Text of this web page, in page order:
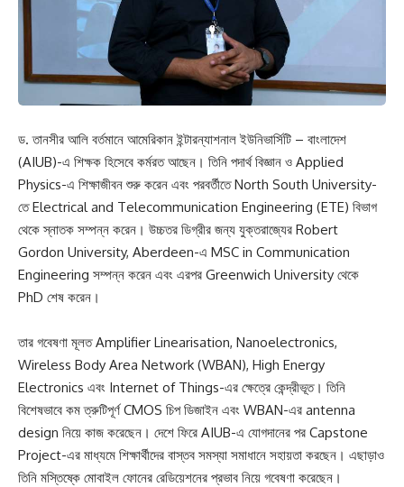
ড. তানসীর আলি বর্তমানে আমেরিকান ইন্টারন্যাশনাল ইউনিভার্সিটি – বাংলাদেশ
(AIUB)-এ শিক্ষক হিসেবে কর্মরত আছেন। তিনি পদার্থ বিজ্ঞান ও Applied
Physics-এ শিক্ষাজীবন শুরু করেন এবং পরবর্তীতে North South University-
তে Electrical and Telecommunication Engineering (ETE) বিভাগ
থেকে স্নাতক সম্পন্ন করেন। উচ্চতর ডিগ্রীর জন্য যুক্তরাজ্যের Robert
Gordon University, Aberdeen-এ MSC in Communication
Engineering সম্পন্ন করেন এবং এরপর Greenwich University থেকে
PhD শেষ করেন।
তার গবেষণা মূলত Amplifier Linearisation, Nanoelectronics,
Wireless Body Area Network (WBAN), High Energy
Electronics এবং Internet of Things-এর ক্ষেত্রে কেন্দ্রীভূত। তিনি
বিশেষভাবে কম ত্রুটিপূর্ণ CMOS চিপ ডিজাইন এবং WBAN-এর antenna
design নিয়ে কাজ করেছেন। দেশে ফিরে AIUB-এ যোগদানের পর Capstone
Project-এর মাধ্যমে শিক্ষার্থীদের বাস্তব সমস্যা সমাধানে সহায়তা করছেন। এছাড়াও
তিনি মস্তিষ্কে মোবাইল ফোনের রেডিয়েশনের প্রভাব নিয়ে গবেষণা করেছেন।